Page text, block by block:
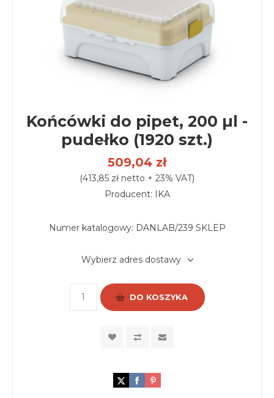
Końcówki do pipet, 200 µl -
pudełko (1920 szt.)
509,04 zł
(413,85 zł netto + 23% VAT)
Producent: IKA
Numer katalogowy: DANLAB/239 SKLEP
Wybierz adres dostawy
DO KOSZYKA